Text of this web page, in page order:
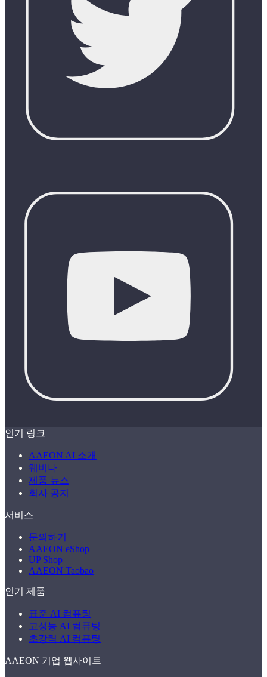
인기 링크
AAEON AI 소개
웨비나
제품 뉴스
회사 공지
서비스
문의하기
AAEON eShop
UP Shop
AAEON Taobao
인기 제품
표준 AI 컴퓨팅
고성능 AI 컴퓨팅
초강력 AI 컴퓨팅
AAEON 기업 웹사이트